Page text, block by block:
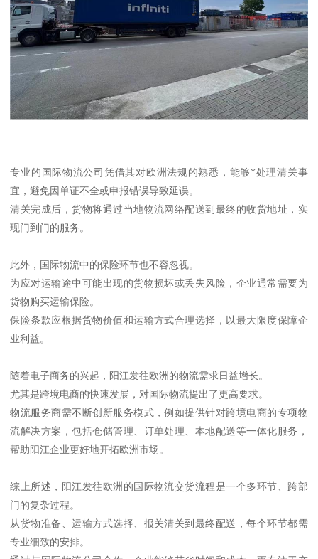
专业的国际物流公司凭借其对欧洲法规的熟悉，能够*处理清关事
宜，避免因单证不全或申报错误导致延误。
清关完成后，货物将通过当地物流网络配送到最终的收货地址，实
现门到门的服务。
此外，国际物流中的保险环节也不容忽视。
为应对运输途中可能出现的货物损坏或丢失风险，企业通常需要为
货物购买运输保险。
保险条款应根据货物价值和运输方式合理选择，以最大限度保障企
业利益。
随着电子商务的兴起，阳江发往欧洲的物流需求日益增长。
尤其是跨境电商的快速发展，对国际物流提出了更高要求。
物流服务商需不断创新服务模式，例如提供针对跨境电商的专项物
流解决方案，包括仓储管理、订单处理、本地配送等一体化服务，
帮助阳江企业更好地开拓欧洲市场。
综上所述，阳江发往欧洲的国际物流交货流程是一个多环节、跨部
门的复杂过程。
从货物准备、运输方式选择、报关清关到最终配送，每个环节都需
专业细致的安排。